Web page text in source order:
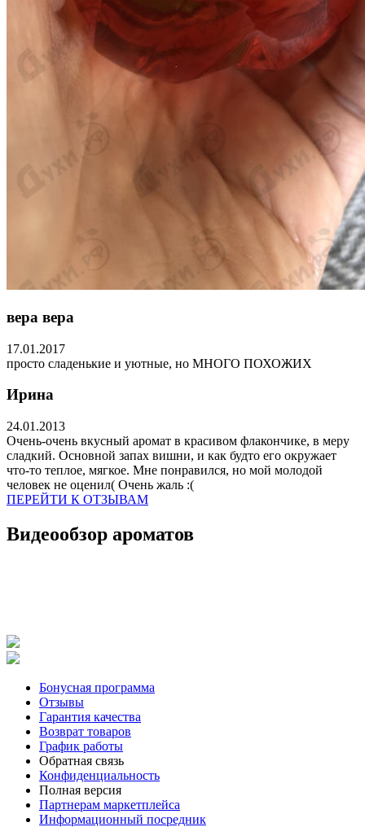
вера вера
17.01.2017
просто сладенькие и уютные, но МНОГО ПОХОЖИХ
Ирина
24.01.2013
Очень-очень вкусный аромат в красивом флакончике, в меру
сладкий. Основной запах вишни, и как будто его окружает
что-то теплое, мягкое. Мне понравился, но мой молодой
человек не оценил( Очень жаль :(
ПЕРЕЙТИ К ОТЗЫВАМ
Видеообзор ароматов
Бонусная программа
Отзывы
Гарантия качества
Возврат товаров
График работы
Обратная связь
Конфиденциальность
Полная версия
Партнерам маркетплейса
Информационный посредник